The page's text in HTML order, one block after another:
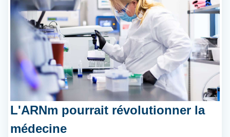
L'ARNm pourrait révolutionner la
médecine